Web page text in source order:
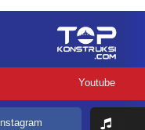
Youtube
Instagram